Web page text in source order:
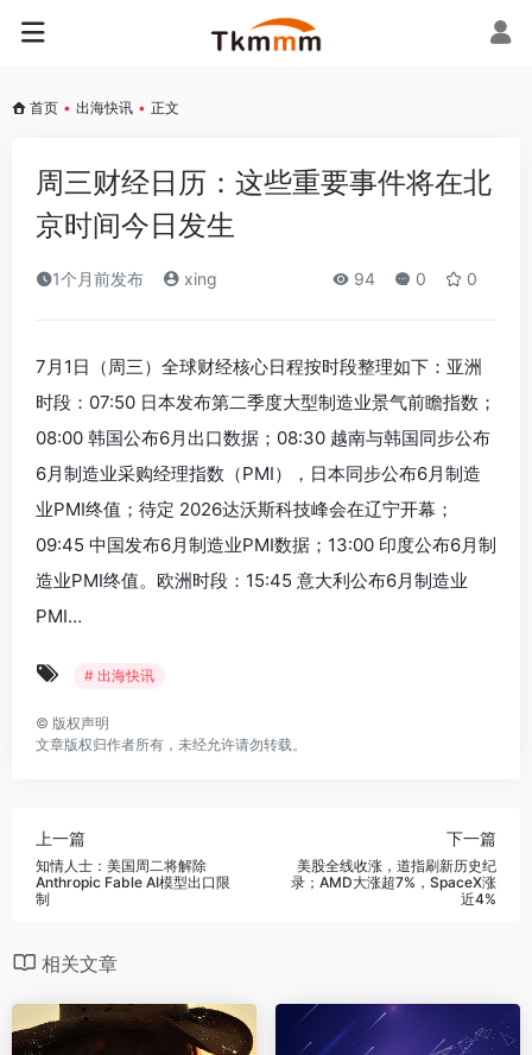
首页 • 出海快讯 • 正文
‌周三财经日历：这些重要事件将在北
京时间今日发生‌
1个月前发布 xing 94 0 0
7月1日（周三）全球财经核心日程按时段整理如下：‌亚洲
时段‌：07:50 日本发布第二季度大型制造业景气前瞻指数；
08:00 韩国公布6月出口数据；08:30 越南与韩国同步公布
6月制造业采购经理指数（PMI），日本同步公布6月制造
业PMI终值；待定 2026达沃斯科技峰会在辽宁开幕；
09:45 中国发布6月制造业PMI数据；13:00 印度公布6月制
造业PMI终值。‌欧洲时段‌：15:45 意大利公布6月制造业
PMI…
# 出海快讯
© 版权声明
文章版权归作者所有，未经允许请勿转载。
上一篇
‌知情人士：美国周二将解除
Anthropic Fable AI模型出口限
制‌
下一篇
‌美股全线收涨，道指刷新历史纪
录；AMD大涨超7%，SpaceX涨
近4%‌
相关文章